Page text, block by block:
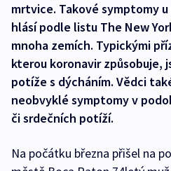
mrtvice. Takové symptomy
hlásí podle listu The New
mnoha zemích. Typickými
kterou koronavir způsobuje,
potíže s dýcháním. Vědci
neobvyklé symptomy v
či srdečních potíží.
Na počátku března přišel na